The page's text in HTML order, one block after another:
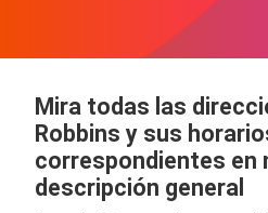
Mira todas las
Robbins y sus
correspondientes en
descripción general